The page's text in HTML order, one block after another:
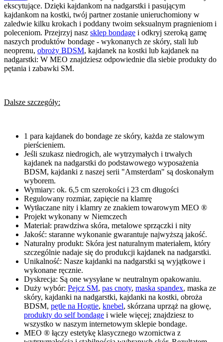
ekscytujące. Dzięki kajdankom na nadgarstki i pasującym
kajdankom na kostki, twój partner zostanie unieruchomiony w
zaledwie kilku krokach i poddany twoim seksualnym pragnieniom i
poleceniom. Przejrzyj nasz sklep bondage i odkryj szeroką gamę
naszych produktów bondage - wykonanych ze skóry, stali lub
neoprenu, obroży BDSM, kajdanek na kostki lub kajdanek na
nadgarstki: W MEO znajdziesz odpowiednie dla siebie produkty do
pętania i zabawki SM.
Dalsze szczegóły:
1 para kajdanek do bondage ze skóry, każda ze stalowym
pierścieniem.
Jeśli szukasz niedrogich, ale wytrzymałych i trwałych
kajdanek na nadgarstki do podstawowego wyposażenia
BDSM, kajdanki z naszej serii "Amsterdam" są doskonałym
wyborem.
Wymiary: ok. 6,5 cm szerokości i 23 cm długości
Regulowany rozmiar, zapięcie na klamrę
Wytłaczane nity i klamry ze znakiem towarowym MEO ®
Projekt wykonany w Niemczech
Materiał: prawdziwa skóra, metalowe sprzączki i nity
Jakość: staranne wykonanie gwarantuje najwyższą jakość.
Naturalny produkt: Skóra jest naturalnym materiałem, który
szczególnie nadaje się do produkcji kajdanek na nadgarstki.
Unikalność: Nasze kajdanki na nadgarstki są wyjątkowe i
wykonane ręcznie.
Dyskrecja: Są one wysyłane w neutralnym opakowaniu.
Duży wybór: Pejcz SM, pas cnoty, maska spandex, maska ze
skóry, kajdanki na nadgarstki, kajdanki na kostki, obroża
BDSM, pętle na Hogtie, knebel, skórzana uprząż na głowę,
produkty do self bondage i wiele więcej; znajdziesz to
wszystko w naszym internetowym sklepie bondage.
MEO ® łączy estetykę klasycznego wzornictwa z